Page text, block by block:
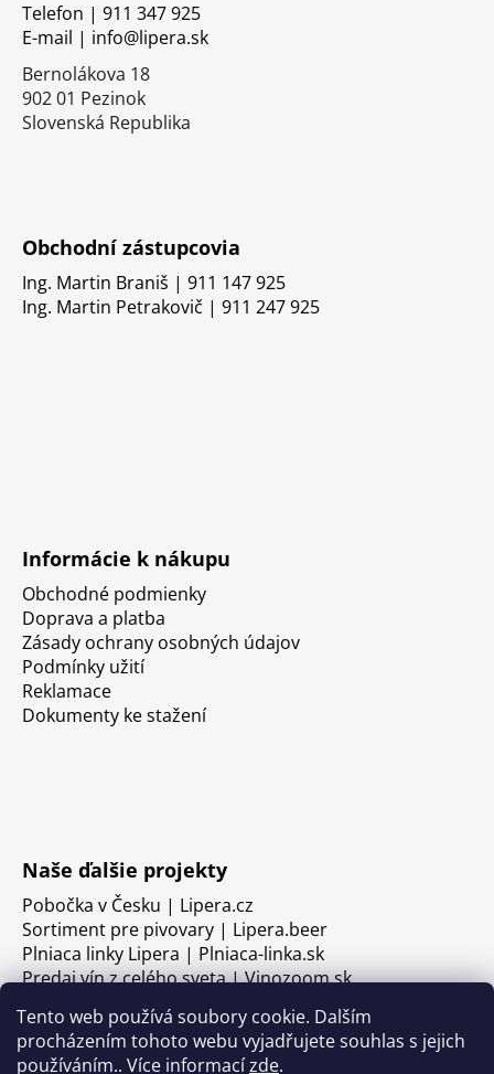
Tento web používá soubory cookie. Dalším
procházením tohoto webu vyjadřujete souhlas s jejich
používáním.. Více informacízde.
Telefon | 911 347 925
E-mail | info@lipera.sk
Bernolákova 18
902 01 Pezinok
Slovenská Republika
Obchodní zástupcovia
Ing. Martin Braniš | 911 147 925
Ing. Martin Petrakovič | 911 247 925
Informácie k nákupu
Obchodné podmienky
Doprava a platba
Zásady ochrany osobných údajov
Podmínky užití
Reklamace
Dokumenty ke stažení
Naše ďalšie projekty
Pobočka v Česku | Lipera.cz
Sortiment pre pivovary | Lipera.beer
Plniaca linky Lipera | Plniaca-linka.sk
Predaj vín z celého sveta | Vinozoom.sk